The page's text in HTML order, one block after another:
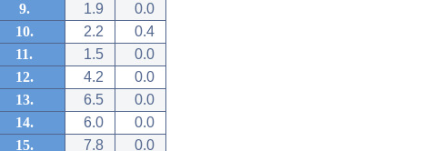
9.
1.9
0.0
10.
2.2
0.4
11.
1.5
0.0
12.
4.2
0.0
13.
6.5
0.0
14.
6.0
0.0
15.
7.8 0.0